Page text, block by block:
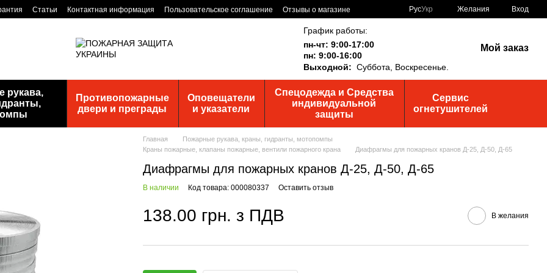
Статьи Контактная информация Пользовательское соглашение
Отзывы о магазине
РусУкр Желания Вход
График работы:
пн-чт: 9:00-17:00
пн: 9:00-16:00
Выходной: Суббота, Воскресенье.
Мой заказ
рукава,
Противопожарные
двери и преграды
Оповещатели
и указатели
Спецодежда и Средства
индивидуальной
защиты
Сервис
огнетушителей
Главная
Пожарные рукава, краны, гидранты, мотопомпы
Краны пожарные, клапаны пожарные, вентили пожарного крана
Диафрагмы для пожарных кранов Д-25, Д-50, Д-65
Диафрагмы для пожарных кранов Д-25, Д-50, Д-65
В наличии Код товара: 000080337 Оставить отзыв
138.00 грн. з ПДВ В желания